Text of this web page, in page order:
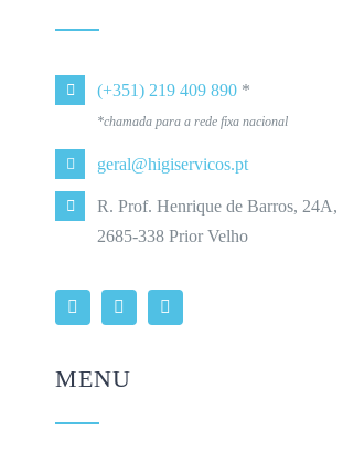
(+351) 219 409 890 *
*chamada para a rede fixa nacional
geral@higiservicos.pt
R. Prof. Henrique de Barros, 24A,
2685-338 Prior Velho
MENU